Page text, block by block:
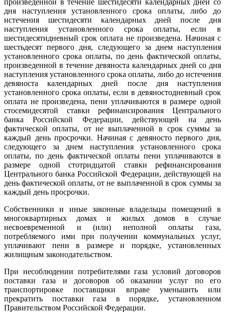
произведенной в течение шестидесяти календарных дней со
дня наступления установленного срока оплаты, либо до
истечения шестидесяти календарных дней после дня
наступления установленного срока оплаты, если в
шестидесятидневный срок оплата не произведена. Начиная с
шестьдесят первого дня, следующего за днем наступления
установленного срока оплаты, по день фактической оплаты,
произведенной в течение девяноста календарных дней со дня
наступления установленного срока оплаты, либо до истечения
девяноста календарных дней после дня наступления
установленного срока оплаты, если в девяностодневный срок
оплата не произведена, пени уплачиваются в размере одной
стосемидесятой ставки рефинансирования Центрального
банка Российской Федерации, действующей на день
фактической оплаты, от не выплаченной в срок суммы за
каждый день просрочки. Начиная с девяносто первого дня,
следующего за днем наступления установленного срока
оплаты, по день фактической оплаты пени уплачиваются в
размере одной стотридцатой ставки рефинансирования
Центрального банка Российской Федерации, действующей на
день фактической оплаты, от не выплаченной в срок суммы за
каждый день просрочки.
Собственники и иные законные владельцы помещений в
многоквартирных домах и жилых домов в случае
несвоевременной и (или) неполной оплаты газа,
потребляемого ими при получении коммунальных услуг,
уплачивают пени в размере и порядке, установленных
жилищным законодательством.
При несоблюдении потребителями газа условий договоров
поставки газа и договоров об оказании услуг по его
транспортировке поставщики вправе уменьшить или
прекратить поставки газа в порядке, установленном
Правительством Российской Федерации.